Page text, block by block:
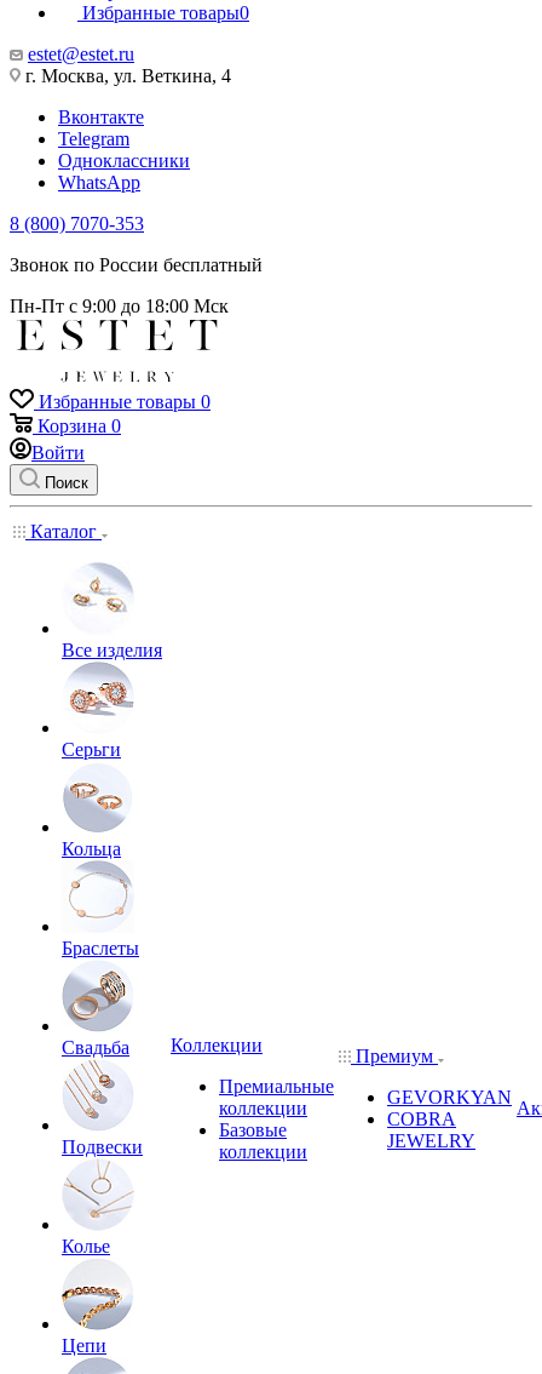
Избранные товары0
estet@estet.ru
г. Москва, ул. Веткина, 4
Вконтакте
Telegram
Одноклассники
WhatsApp
8 (800) 7070-353
Звонок по России бесплатный
Пн-Пт с 9:00 до 18:00 Мск
Избранные товары 0
Корзина 0
Войти
Поиск
Каталог
Все изделия
Серьги
Кольца
Браслеты
Свадьба
Подвески
Колье
Цепи
Коллекции
Премиальные
коллекции
Базовые
коллекции
Премиум
GEVORKYAN
COBRA
JEWELRY